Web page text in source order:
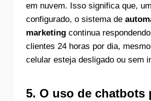
em nuvem. Isso significa que,
configurado, o sistema de
marketing continua
clientes 24 horas por dia,
celular esteja desligado ou sem
5. O uso de chatbots